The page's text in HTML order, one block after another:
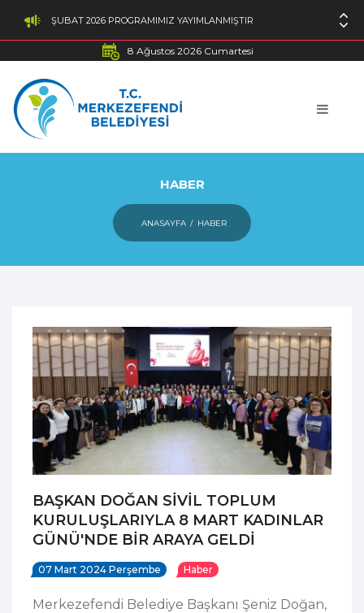
ŞUBAT 2026 PROGRAMIMIZ YAYIMLANMIŞTIR
8 Ağustos 2026 Cumartesi
HABER
ANASAYFA HABER
BAŞKAN DOĞAN SİVİL TOPLUM
KURULUŞLARIYLA 8 MART KADINLAR
GÜNÜ'NDE BİR ARAYA GELDİ
07 Mart 2024 Perşembe Haber
Merkezefendi Belediye Başkanı Şeniz Doğan,